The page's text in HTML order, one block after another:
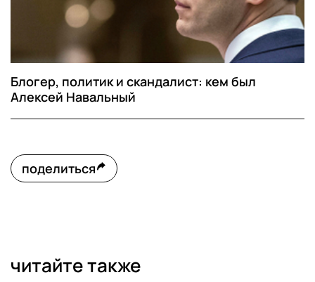
Блогер, политик и скандалист: кем был
Алексей Навальный
поделиться
читайте также